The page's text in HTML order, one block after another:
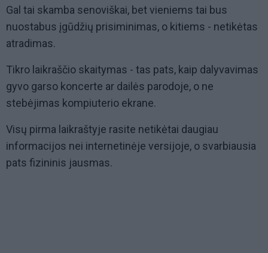
Gal tai skamba senoviškai, bet vieniems tai bus
nuostabus įgūdžių prisiminimas, o kitiems - netikėtas
atradimas.
Tikro laikraščio skaitymas - tas pats, kaip dalyvavimas
gyvo garso koncerte ar dailės parodoje, o ne
stebėjimas kompiuterio ekrane.
Visų pirma laikraštyje rasite netikėtai daugiau
informacijos nei internetinėje versijoje, o svarbiausia
pats fizininis jausmas.